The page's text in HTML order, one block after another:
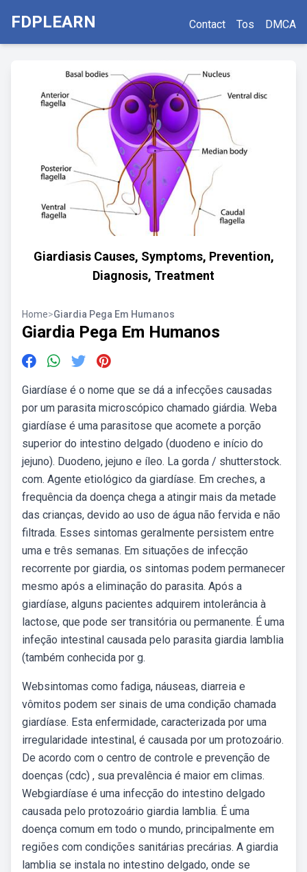
FDPLEARN Contact Tos DMCA
Giardiasis Causes, Symptoms, Prevention,
Diagnosis, Treatment
Home>Giardia Pega Em Humanos
Giardia Pega Em Humanos
Giardíase é o nome que se dá a infecções causadas
por um parasita microscópico chamado giárdia. Weba
giardíase é uma parasitose que acomete a porção
superior do intestino delgado (duodeno e início do
jejuno). Duodeno, jejuno e íleo. La gorda / shutterstock.
com. Agente etiológico da giardíase. Em creches, a
frequência da doença chega a atingir mais da metade
das crianças, devido ao uso de água não fervida e não
filtrada. Esses sintomas geralmente persistem entre
uma e três semanas. Em situações de infecção
recorrente por giardia, os sintomas podem permanecer
mesmo após a eliminação do parasita. Após a
giardíase, alguns pacientes adquirem intolerância à
lactose, que pode ser transitória ou permanente. É uma
infeção intestinal causada pelo parasita giardia lamblia
(também conhecida por g.
Websintomas como fadiga, náuseas, diarreia e
vômitos podem ser sinais de uma condição chamada
giardíase. Esta enfermidade, caracterizada por uma
irregularidade intestinal, é causada por um protozoário.
De acordo com o centro de controle e prevenção de
doenças (cdc) , sua prevalência é maior em climas.
Webgiardíase é uma infecção do intestino delgado
causada pelo protozoário giardia lamblia. É uma
doença comum em todo o mundo, principalmente em
regiões com condições sanitárias precárias. A giardia
lamblia se instala no intestino delgado, onde se